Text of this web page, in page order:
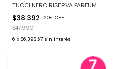
TUCCI NERO RISERVA PARFUM
$38.392 -20% OFF
$47.990
6 x $6.398,67 sin interés